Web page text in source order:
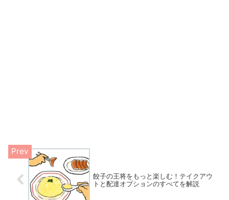
餃子の王将をもっと楽しむ！テイクアウ
トと配達オプションのすべてを解説